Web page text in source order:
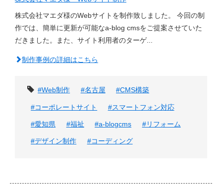
株式会社マエダ様のWebサイトを制作致しました。 今回の制
作では、簡単に更新が可能なa-blog cmsをご提案させていた
だきました。また、サイト利用者のターゲ...
制作事例の詳細はこちら
タグ
#Web制作 #名古屋 #CMS構築
#コーポレートサイト #スマートフォン対応
#愛知県 #福祉 #a-blogcms #リフォーム
#デザイン制作 #コーディング